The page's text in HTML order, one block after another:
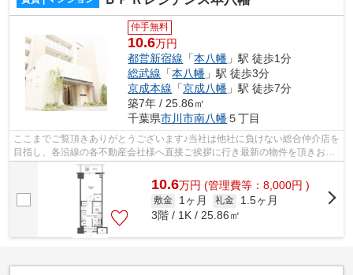
仲手無料
10.6万円
都営新宿線 「本八幡 」駅 徒歩1分
総武線 「本八幡 」駅 徒歩3分
京成本線 「京成八幡 」駅 徒歩7分
築7年 / 25.86㎡
千葉県市川市南八幡５丁目
ここまでご覧頂きありがとうございます♪当社は他社に負けない総合仲介店を
目指し、各沿線の各不動産会社様へ直接ご挨拶に行き最新の物件を頂きお客
様へ提供しております！最新の情報は...
10.6万円 (管理費等：8,000円 )
敷金 1ヶ月 礼金
1.5ヶ月
3階 / 1K / 25.86㎡